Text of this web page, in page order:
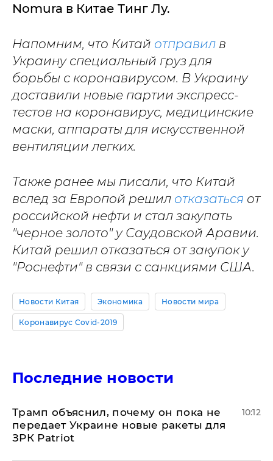
Nomura в Китае Тинг Лу.
Напомним, что Китай отправил в
Украину специальный груз для
борьбы с коронавирусом. В Украину
доставили новые партии экспресс-
тестов на коронавирус, медицинские
маски, аппараты для искусственной
вентиляции легких.
Также ранее мы писали, что Китай
вслед за Европой решил отказаться от
российской нефти и стал закупать
"черное золото" у Саудовской Аравии.
Китай решил отказаться от закупок у
"Роснефти" в связи с санкциями США.
Новости Китая Экономика Новости мира
Коронавирус Covid-2019
Последние новости
Трамп объяснил, почему он пока не
передает Украине новые ракеты для
ЗРК Patriot
10:12